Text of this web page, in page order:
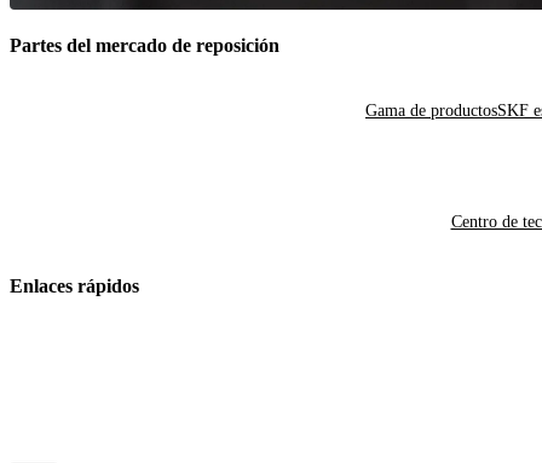
Partes del mercado de reposición
Gama de productosSKF
Centro de
Enlaces rápidos